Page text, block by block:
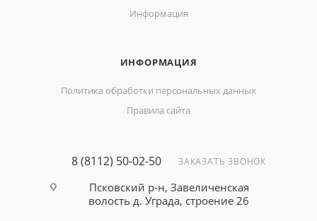
Информация
ИНФОРМАЦИЯ
Политика обработки персональных данных
Правила сайта
8 (8112) 50-02-50 ЗАКАЗАТЬ ЗВОНОК
Псковский р-н, Завеличенская
волость д. Уграда, строение 26